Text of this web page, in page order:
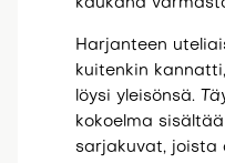
kaukana
Harjanteen
kuitenkin
löysi yleisönsä.
kokoelma
sarjakuvat, joista